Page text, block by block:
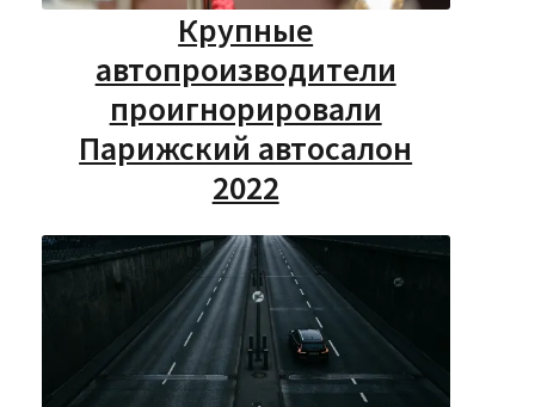
Крупные
автопроизводители
проигнорировали
Парижский автосалон
2022